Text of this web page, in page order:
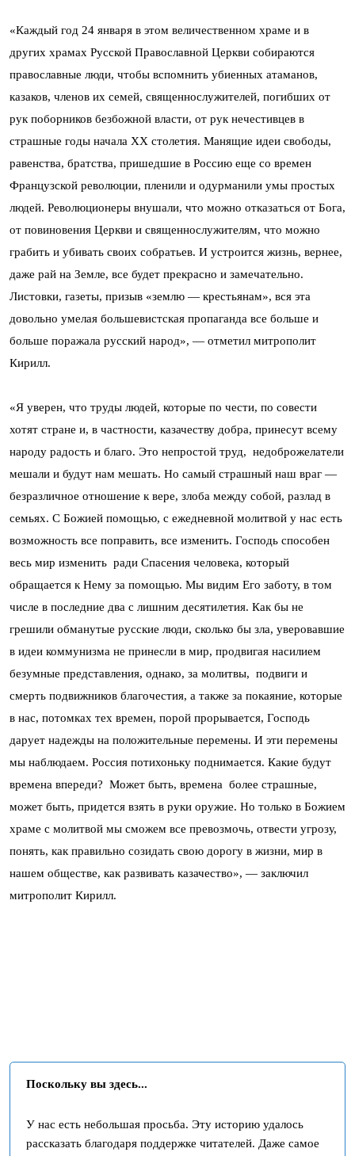
«Каждый год 24 января в этом величественном храме и в
других храмах Русской Православной Церкви собираются
православные люди, чтобы вспомнить убиенных атаманов,
казаков, членов их семей, священнослужителей, погибших от
рук поборников безбожной власти, от рук нечестивцев в
страшные годы начала ХХ столетия. Манящие идеи свободы,
равенства, братства, пришедшие в Россию еще со времен
Французской революции, пленили и одурманили умы простых
людей. Революционеры внушали, что можно отказаться от Бога,
от повиновения Церкви и священнослужителям, что можно
грабить и убивать своих собратьев. И устроится жизнь, вернее,
даже рай на Земле, все будет прекрасно и замечательно.
Листовки, газеты, призыв «землю — крестьянам», вся эта
довольно умелая большевистская пропаганда все больше и
больше поражала русский народ», — отметил митрополит
Кирилл.
«Я уверен, что труды людей, которые по чести, по совести
хотят стране и, в частности, казачеству добра, принесут всему
народу радость и благо. Это непростой труд, недоброжелатели
мешали и будут нам мешать. Но самый страшный наш враг —
безразличное отношение к вере, злоба между собой, разлад в
семьях. С Божией помощью, с ежедневной молитвой у нас есть
возможность все поправить, все изменить. Господь способен
весь мир изменить ради Спасения человека, который
обращается к Нему за помощью. Мы видим Его заботу, в том
числе в последние два с лишним десятилетия. Как бы не
грешили обманутые русские люди, сколько бы зла, уверовавшие
в идеи коммунизма не принесли в мир, продвигая насилием
безумные представления, однако, за молитвы, подвиги и
смерть подвижников благочестия, а также за покаяние, которые
в нас, потомках тех времен, порой прорывается, Господь
дарует надежды на положительные перемены. И эти перемены
мы наблюдаем. Россия потихоньку поднимается. Какие будут
времена впереди? Может быть, времена более страшные,
может быть, придется взять в руки оружие. Но только в Божием
храме с молитвой мы сможем все превозмочь, отвести угрозу,
понять, как правильно созидать свою дорогу в жизни, мир в
нашем обществе, как развивать казачество», — заключил
митрополит Кирилл.
Поскольку вы здесь...
У нас есть небольшая просьба. Эту историю удалось
рассказать благодаря поддержке читателей. Даже самое